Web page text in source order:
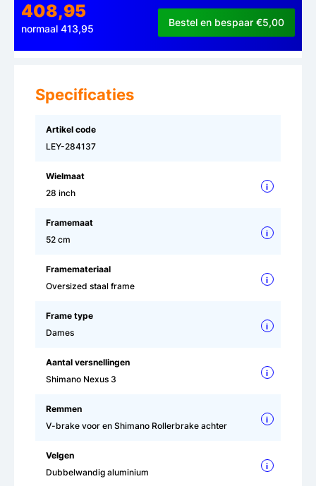
408,95
normaal 413,95
Bestel en bespaar €5,00
Specificaties
Artikel code
LEY-284137
Wielmaat
28 inch
i
Framemaat
52 cm
i
Framemateriaal
Oversized staal frame
i
Frame type
Dames
i
Aantal versnellingen
Shimano Nexus 3
i
Remmen
V-brake voor en Shimano Rollerbrake achter
i
Velgen
Dubbelwandig aluminium
i